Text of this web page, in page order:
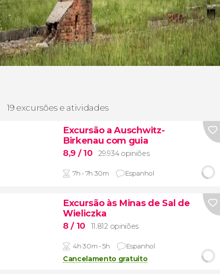
19 excursões e atividades
Excursão a Auschwitz-
Birkenau com guia
8,9 / 10 29.934 opiniões
7h - 7h 30m Espanhol
Excursão às Minas de Sal de
Wieliczka
8/ 10 11.812 opiniões
4h 30m - 5h Espanhol
Cancelamento gratuito